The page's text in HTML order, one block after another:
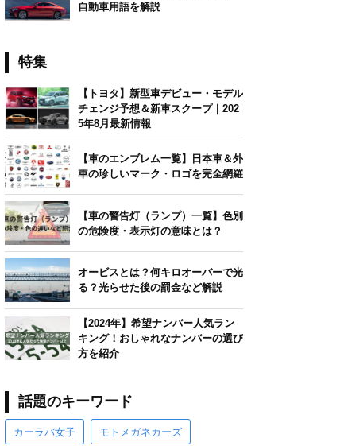
自動車用語を解説
特集
【トヨタ】新型車デビュー・モデル
チェンジ予想＆新車スクープ｜202
5年8月最新情報
【車のエンブレム一覧】日本車＆外
車の珍しいマーク・ロゴを完全網羅
【車の警告灯（ランプ）一覧】色別
の危険度・表示灯の意味とは？
オービスとは？何キロオーバーで光
る？光らせた後の罰金など解説
【2024年】希望ナンバー人気ラン
キング！おしゃれなナンバーの選び
方を紹介
話題のキーワード
カーラバ女子 モトメガネカーズ